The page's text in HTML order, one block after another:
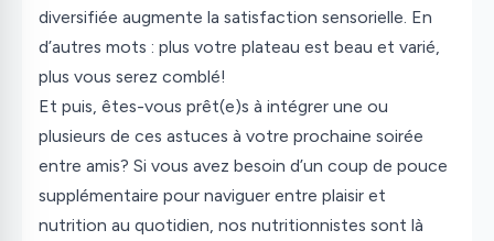
diversifiée augmente la satisfaction sensorielle. En
d’autres mots : plus votre plateau est beau et varié,
plus vous serez comblé!
Et puis, êtes-vous prêt(e)s à intégrer une ou
plusieurs de ces astuces à votre prochaine soirée
entre amis? Si vous avez besoin d’un coup de pouce
supplémentaire pour naviguer entre plaisir et
nutrition au quotidien, nos nutritionnistes sont là